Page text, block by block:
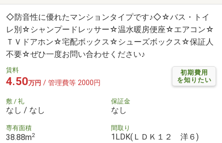
◇防音性に優れたマンションタイプです♪◇☆バス・トイ
レ別☆シャンプードレッサー☆温水暖房便座☆エアコン☆
ＴＶドアホン☆宅配ボックス☆シューズボックス☆保証人
不要☆ぜひ一度お問い合わせください♪
初期費用
を知りたい
賃料
4.50万円 / 管理費等 2000円
敷 / 礼
なし / なし
保証金
なし
専有面積
38.88m2
間取り
1LDK(ＬＤＫ１２ 洋６)